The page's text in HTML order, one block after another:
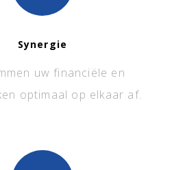
Synergie
uw financiële en
optimaal op elkaar af.